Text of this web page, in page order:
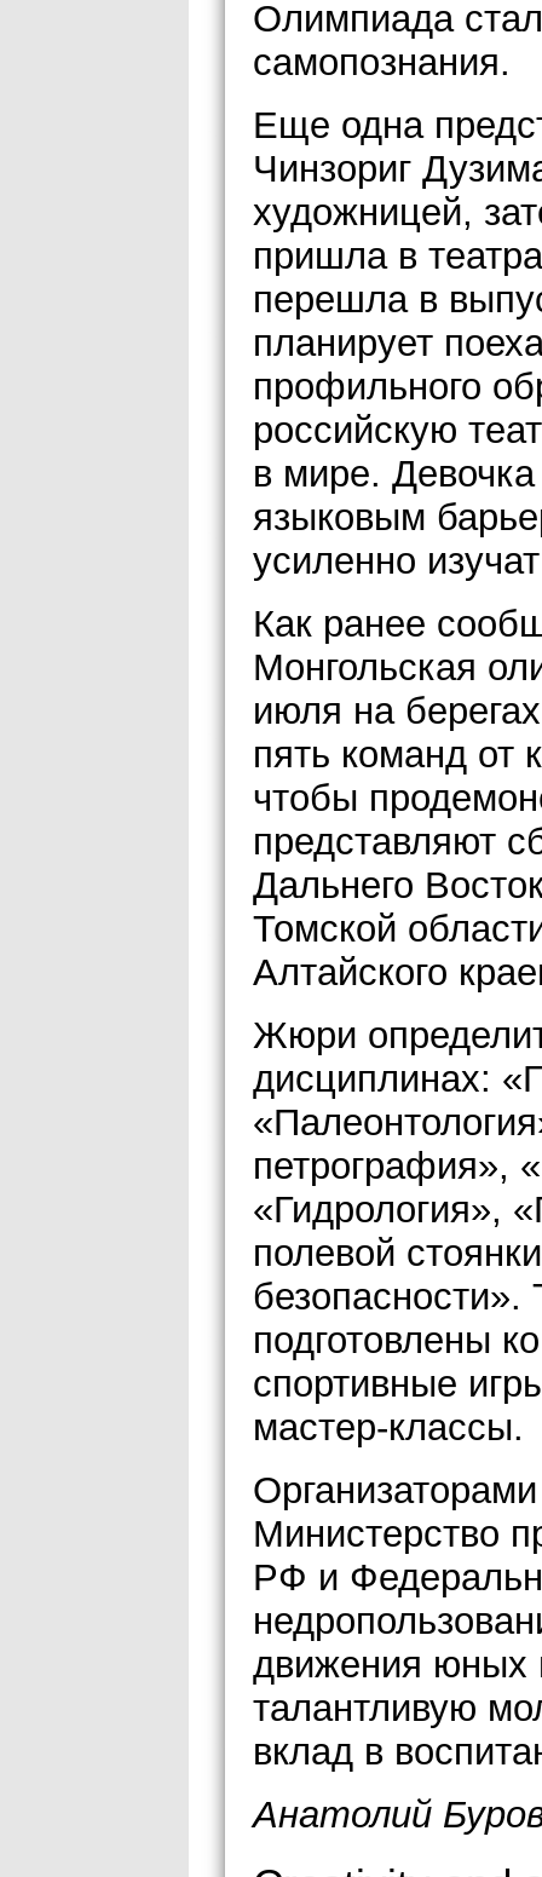
Олимпиада
самопознания.
Еще одна
Чинзориг
художницей,
пришла в
перешла в
планирует
профильного
российскую
в мире. Девочка
языковым
усиленно
Как ранее
Монгольская
июля на
пять команд от
чтобы
представляют
Дальнего
Томской
Алтайского
Жюри
дисциплинах:
петрография»,
«Гидрология»,
полевой
безопасности».
подготовлены
спортивные
мастер-классы.
Министерство
РФ и
движения юных
талантливую
вклад в
Анатолий